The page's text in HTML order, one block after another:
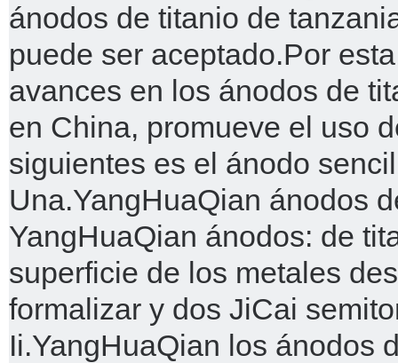
ánodos de titanio de
puede ser aceptado.Por
avances en los ánodos de
en China, promueve el uso
siguientes es el ánodo
Una.YangHuaQian ánodos
YangHuaQian ánodos: de
superficie de los metales
formalizar y dos JiCai
Ii.YangHuaQian los ánodos